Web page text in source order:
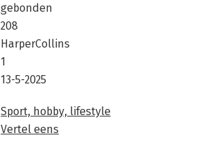
gebonden
208
HarperCollins
1
13-5-2025
Sport, hobby, lifestyle
Vertel eens